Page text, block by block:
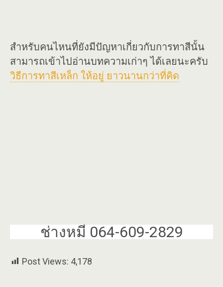
สำหรับคนไหนที่ยังมีปัญหาเกี่ยวกับการทาสีนั้น
สามารถเข้าไปอ่านบทความเก่าๆ ได้เลยนะครับ
วิธีการทาสีเหล็ก ให้อยู่ ยาวนานกว่าที่คิด
ช่างหมี 064-609-2829
Post Views: 4,178